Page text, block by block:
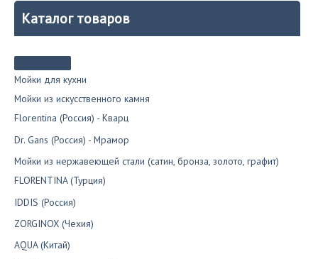
Каталог товаров
Мойки для кухни
Мойки из искусственного камня
Florentina (Россия) - Кварц
Dr. Gans (Россия) - Мрамор
Мойки из нержавеющей стали (сатин, бронза, золото, графит)
FLORENTINA (Турция)
IDDIS (Россия)
ZORGINOX (Чехия)
AQUA (Китай)